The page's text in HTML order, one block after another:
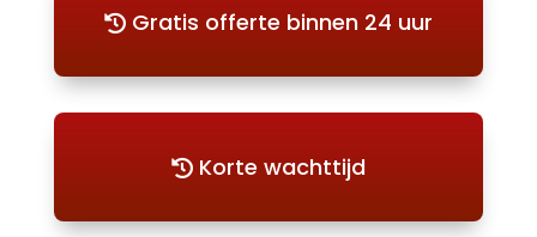
Gratis offerte binnen 24 uur
Korte wachttijd